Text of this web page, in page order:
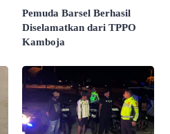
Pemuda Barsel Berhasil
Diselamatkan dari TPPO
Kamboja